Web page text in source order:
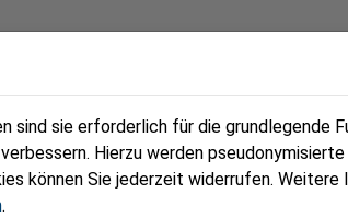
sind sie erforderlich für die grundlegende
Hierzu werden
können Sie jederzeit widerrufen.
.